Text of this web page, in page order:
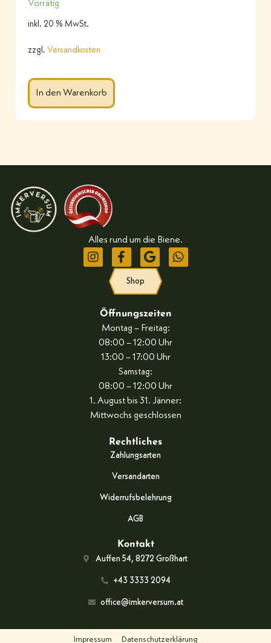
Vorrätig
inkl. 20 % MwSt.
zzgl. Versandkosten
In den Warenkorb
Alles rund um die Biene.
Shop
Öffnungszeiten
Montag – Freitag:
08:00 – 12:00 Uhr
13:00 – 17:00 Uhr
Samstag:
08:00 – 12:00 Uhr
1. August bis 31. Jänner:
Mittwochs geschlossen
Rechtliches
Zahlungsarten
Versandarten
Widerrufsbelehrung
AGB
Kontakt
Auffen 54, 8272 Großhart
+43 3333 2094
office@imkerversum.at
Impressum Datenschutzerklärung